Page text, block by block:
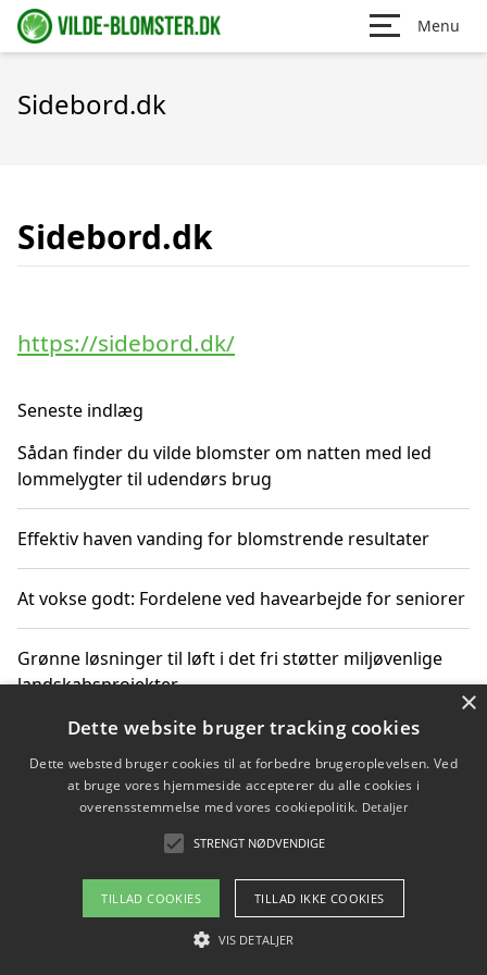
Menu
Sidebord.dk
Sidebord.dk
https://sidebord.dk/
Seneste indlæg
Sådan finder du vilde blomster om natten med led
lommelygter til udendørs brug
Effektiv haven vanding for blomstrende resultater
At vokse godt: Fordelene ved havearbejde for seniorer
Grønne løsninger til løft i det fri støtter miljøvenlige
landskabsprojekter
Gør haven til et frirum for familien og naturen
Copyright 2026 - Pilanto Aps
Om / kontakt
Blog Betingelser
×
Dette website bruger tracking cookies
Dette websted bruger cookies til at forbedre brugeroplevelsen. Ved
at bruge vores hjemmeside accepterer du alle cookies i
overensstemmelse med vores cookiepolitik. Detaljer
STRENGT NØDVENDIGE
TILLAD COOKIES TILLAD IKKE COOKIES
VIS DETALJER